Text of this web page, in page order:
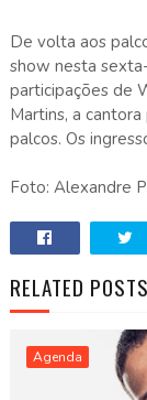
De volta aos
show nesta
participações de
Martins, a
palcos. Os
Foto: Alexandre
RELATED POSTS
Agenda